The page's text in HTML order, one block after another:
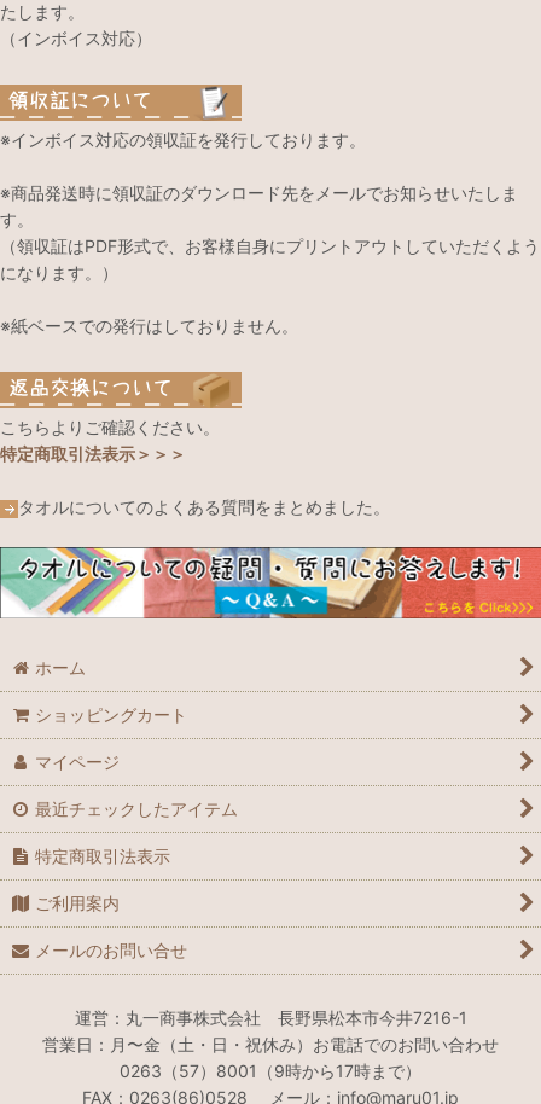
たします。
（インボイス対応）
※インボイス対応の領収証を発行しております。
※商品発送時に領収証のダウンロード先をメールでお知らせいたしま
す。
（領収証はPDF形式で、お客様自身にプリントアウトしていただくよう
になります。）
※紙ベースでの発行はしておりません。
こちらよりご確認ください。
特定商取引法表示＞＞＞
タオルについてのよくある質問をまとめました。
ホーム
ショッピングカート
マイページ
最近チェックしたアイテム
特定商取引法表示
ご利用案内
メールのお問い合せ
運営：丸一商事株式会社 長野県松本市今井7216-1
営業日：月〜金（土・日・祝休み）お電話でのお問い合わせ
0263（57）8001（9時から17時まで）
FAX：0263(86)0528 メール：info@maru01.jp